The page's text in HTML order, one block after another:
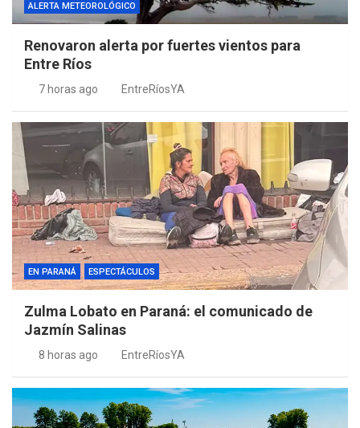
ALERTA METEOROLÓGICO
Renovaron alerta por fuertes vientos para
Entre Ríos
7 horas ago EntreRíosYA
EN PARANÁ ESPECTÁCULOS
Zulma Lobato en Paraná: el comunicado de
Jazmín Salinas
8 horas ago EntreRíosYA